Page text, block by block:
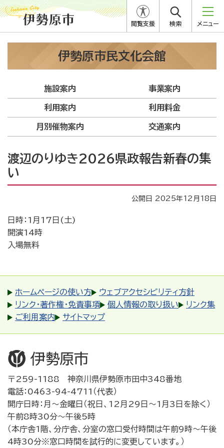
閲覧支援 検索 メニュー
伊勢原市民文化会館
施設案内 事業案内
利用案内 利用料金
月別催物案内 交通案内
渡辺のりゆき2026県政報告新春の集
い
公開日 2025年12月18日
日時：1月17日(土)
開演14時
入場無料
ホームページの使い方
ウェブアクセシビリティ方針
リンク・著作権・免責事項
個人情報の取り扱い
リンク集
ご利用案内
サイトマップ
〒259-1188 神奈川県伊勢原市田中348番地
電話：0463-94-4711（代表）
開庁日時：月～金曜日（祝日、12月29日～1月3日を除く）
午前8時30分～午後5時
（本庁舎1階、分庁舎、分室の窓口受付時間は午前9時～午後
4時30分※窓口時間を試行的に変更しています。）